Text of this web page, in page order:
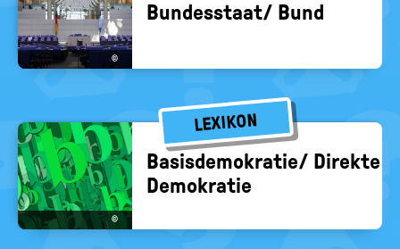
©
Bun­des­staat/ Bund
LEXIKON
©
Ba­sis­de­mo­kra­tie/ Di­rek­te
De­mo­kra­tie